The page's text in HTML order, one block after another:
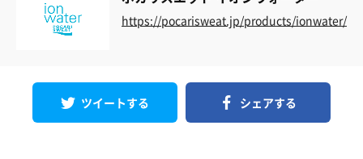
https://pocarisweat.jp/products/ionwater/
ツイートする シェアする